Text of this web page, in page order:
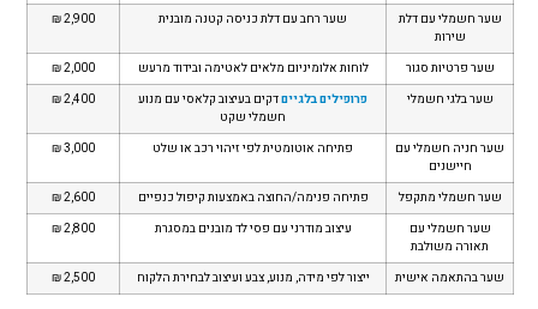
שער חשמלי עם דלת
שירות
שער רחב עם דלת כניסה קטנה מובנית 2,900 ₪
שער פרטיות סגור לוחות אלומיניום מלאים לאטימה ובידוד מרעש
2,000 ₪
שער בלגי חשמלי
פרופילים בלגייםדקים בעיצוב קלאסי עם מנוע
חשמלי שקט
2,400 ₪
שער חניה חשמלי עם
חיישנים
פתיחה אוטומטית לפי זיהוי רכב או שלט 3,000 ₪
שער חשמלי מתקפל פתיחה פנימה/החוצה באמצעות קיפול כנפיים
2,600 ₪
שער חשמלי עם
תאורה משולבת
עיצוב מודרני עם פסי לד מובנים במסגרת 2,800 ₪
שער בהתאמה אישית ייצור לפי מידה, מנוע, צבע ועיצוב לבחירת הלקוח 2,500 ₪